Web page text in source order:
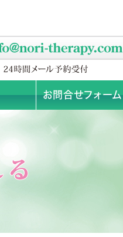
お問合せフォーム